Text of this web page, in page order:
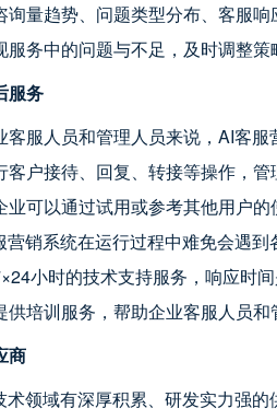
询量趋势、问题类型分布、客服
务中的问题与不足，及时调整策
服务
客服人员和管理人员来说，AI客
客户接待、回复、转接等操作，
可以通过试用或参考其他用户的
营销系统在运行过程中难免会遇
小时的技术支持服务，响应时
培训服务，帮助企业客服人员
商
领域有深厚积累、研发实力强